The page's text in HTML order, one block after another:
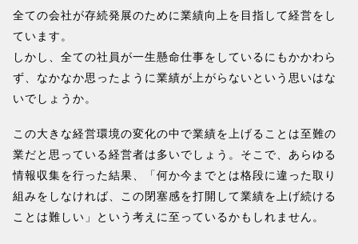
全ての会社が存続発展のために業績向上を目指して経営をし
ています。
しかし、全ての社員が一生懸命仕事をしているにもかかわら
ず、なかなか思ったように業績が上がらないという思いはな
いでしょうか。
この大きな経営環境の変化の中で業績を上げることは至難の
業だと思っている経営者は多いでしょう。そこで、あらゆる
情報収集を行った結果、「何か今までとは格段に違った取り
組みをしなければ、この閉塞感を打開して業績を上げ続ける
ことは難しい」という考えに至っているかもしれません。